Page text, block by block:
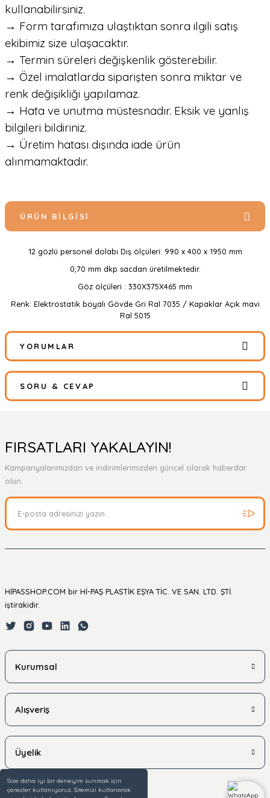
Size daha iyi bir deneyim sunmak için
çerezler kullanıyoruz. Sitemizi kullanarak
kullanabilirsiniz.
→ Form tarafımıza ulaştıktan sonra ilgili satış
ekibimiz size ulaşacaktır.
→ Termin süreleri değişkenlik gösterebilir.
→ Özel imalatlarda siparişten sonra miktar ve
renk değişikliği yapılamaz.
→ Hata ve unutma müstesnadır. Eksik ve yanlış
bilgileri bildiriniz.
→ Üretim hatası dışında iade ürün
alınmamaktadır.
ÜRÜN BILGISI
12 gözlü personel dolabı Dış ölçüleri: 990 x 400 x 1950 mm
0,70 mm dkp sacdan üretilmektedir.
Göz ölçüleri : 330X375X465 mm
Renk: Elektrostatik boyalı Gövde Gri Ral 7035 / Kapaklar Açık mavi
Ral 5015
YORUMLAR
Bu ürüne ilk yorumu siz yapın!
Yorum Yaz
SORU & CEVAP
Ürün hakkında henüz soru sorulmamış.
FIRSATLARI YAKALAYIN!
Kampanyalarımızdan ve indirimlerimizden güncel olarak haberdar
olun.
HİPASSHOP.COM bir Hİ-PAŞ PLASTİK EŞYA TİC. VE SAN. LTD. ŞTİ.
iştirakidir.
Kurumsal
Alışveriş
Üyelik